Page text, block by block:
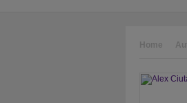
Home